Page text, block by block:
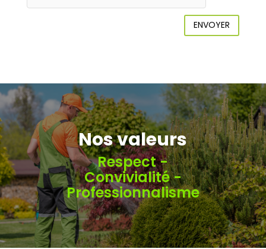
ENVOYER
Nos valeurs
Respect -
Convivialité -
Professionnalisme